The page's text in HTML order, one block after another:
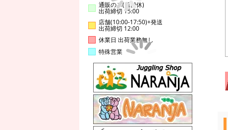
通販のみ(店舗休)
出荷締切 15:00
店舗(10:00-17:50)+発送
出荷締切 12:00
休業日 出荷業務無し
特殊営業